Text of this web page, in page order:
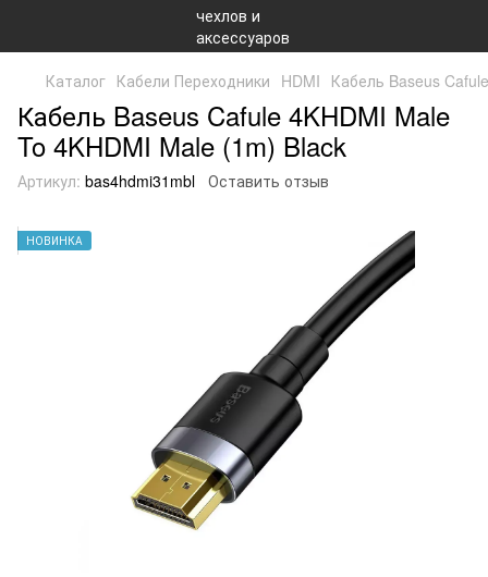
Каталог Кабели Переходники HDMI Кабель Baseus
Кабель Baseus Cafule 4KHDMI Male
To 4KHDMI Male (1m) Black
Артикул: bas4hdmi31mbl Оставить отзыв
НОВИНКА